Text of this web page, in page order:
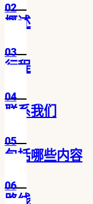
02
概述
03
行程
04
联系我们
05
包括哪些内容
06
路线